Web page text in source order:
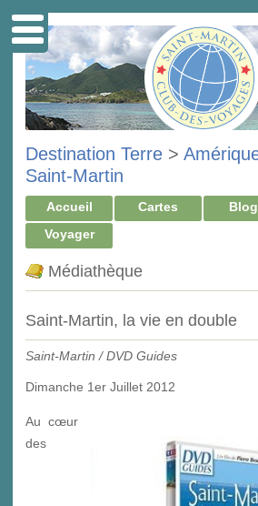
Destination Terre >
Saint-Martin
Accueil Cartes
Voyager
Médiathèque
Saint-Martin, la vie en double
Saint-Martin / DVD Guides
Dimanche 1er Juillet 2012
Au cœur
des